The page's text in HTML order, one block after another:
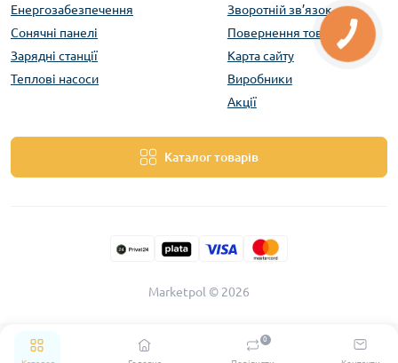
0
Енергозабезпечення
Сонячні панелі
Зарядні станції
Теплові насоси
Зворотній зв’язок
Повернення товару
Карта сайту
Виробники
Акції
Каталог товарів
Marketpol © 2026